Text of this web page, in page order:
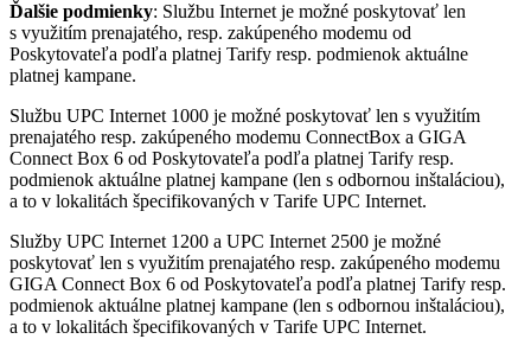
Ďalšie podmienky: Službu Internet je možné poskytovať len
s využitím prenajatého, resp. zakúpeného modemu od
Poskytovateľa podľa platnej Tarify resp. podmienok aktuálne
platnej kampane.
Službu UPC Internet 1000 je možné poskytovať len s využitím
prenajatého resp. zakúpeného modemu ConnectBox a GIGA
Connect Box 6 od Poskytovateľa podľa platnej Tarify resp.
podmienok aktuálne platnej kampane (len s odbornou inštaláciou),
a to v lokalitách špecifikovaných v Tarife UPC Internet.
Služby UPC Internet 1200 a UPC Internet 2500 je možné
poskytovať len s využitím prenajatého resp. zakúpeného modemu
GIGA Connect Box 6 od Poskytovateľa podľa platnej Tarify resp.
podmienok aktuálne platnej kampane (len s odbornou inštaláciou),
a to v lokalitách špecifikovaných v Tarife UPC Internet.